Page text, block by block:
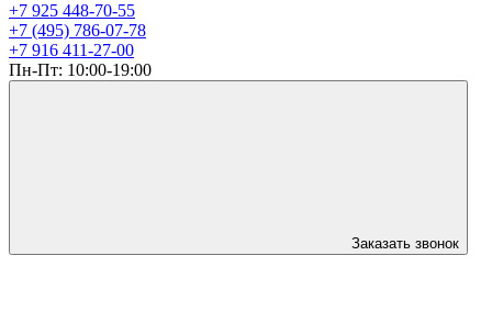
+7 925 448-70-55
+7 (495) 786-07-78
+7 916 411-27-00
Пн-Пт: 10:00-19:00
Заказать звонок